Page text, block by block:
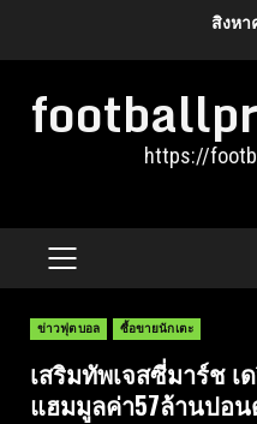
สิงหา
https://
PRIMARY
ข่าวฟุตบอล ซื้อขายนักเตะ
เสริมทัพเจสซี่มาร์ช เ
แฮมมูลค่า57ล้านปอ